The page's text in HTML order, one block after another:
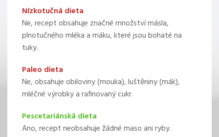
Nízkotučná dieta
Ne, recept obsahuje značné množství másla,
plnotučného mléka a máku, které jsou bohaté na
tuky.
Paleo dieta
Ne, obsahuje obiloviny (mouka), luštěniny (mák),
mléčné výrobky a rafinovaný cukr.
Pescetariánská dieta
Ano, recept neobsahuje žádné maso ani ryby.